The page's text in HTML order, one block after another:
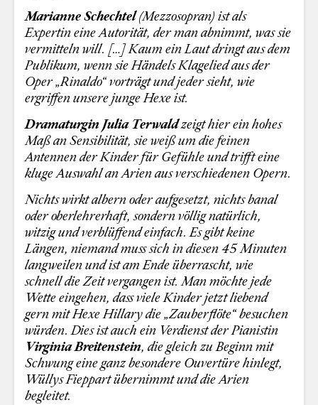
Marianne Schechtel(Mezzosopran) ist als
Expertin eine Autorität, der man abnimmt, was sie
vermitteln will. […] Kaum ein Laut dringt aus dem
Publikum, wenn sie Händels Klagelied aus der
Oper „Rinaldo“ vorträgt und jeder sieht, wie
ergriffen unsere junge Hexe ist.
Dramaturgin Julia Terwaldzeigt hier ein hohes
Maß an Sensibilität, sie weiß um die feinen
Antennen der Kinder für Gefühle und trifft eine
kluge Auswahl an Arien aus verschiedenen Opern.
Nichts wirkt albern oder aufgesetzt, nichts banal
oder oberlehrerhaft, sondern völlig natürlich,
witzig und verblüffend einfach. Es gibt keine
Längen, niemand muss sich in diesen 45 Minuten
langweilen und ist am Ende überrascht, wie
schnell die Zeit vergangen ist. Man möchte jede
Wette eingehen, dass viele Kinder jetzt liebend
gern mit Hexe Hillary die „Zauberflöte“ besuchen
würden. Dies ist auch ein Verdienst der Pianistin
Virginia Breitenstein, die gleich zu Beginn mit
Schwung eine ganz besondere Ouvertüre hinlegt,
Wüllys Fieppart übernimmt und die Arien
begleitet.